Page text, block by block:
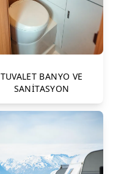
TUVALET BANYO VE
SANİTASYON